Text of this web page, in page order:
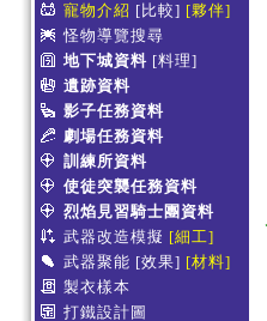
寵物介紹 [比較] [夥伴]
怪物導覽搜尋
地下城資料 [料理]
遺跡資料
影子任務資料
劇場任務資料
訓練所資料
使徒突襲任務資料
烈焰見習騎士團資料
武器改造模擬 [細工]
武器聚能 [效果] [材料]
製衣樣本
打鐵設計圖